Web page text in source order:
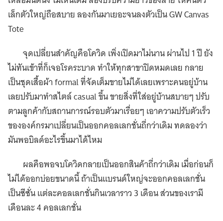
เล็กตัวใหญ่ถือสบาย ลองกันมาเยอะจนลงตัวเป็น GW Canvas
Tote
จุดเปลี่ยนสำคัญคือโควิด เพิ่งเปิดมาไม่นาน ผ่านไป 1 ปี ยัง
ไม่ทันเข้าที่ก็เจอโรคระบาด ทำให้ทุกสาขาปิดหมดเลย กลาย
เป็นชุดเสื้อผ้า formal ที่จัดเต็มขายไม่ได้เลยเพราะคนอยู่บ้าน
เลยปรับมาทำสไตล์ casual ขึ้น ขายสิ่งที่ใส่อยู่บ้านสบายๆ ปรับ
ตามลูกค้ากับสถานการณ์รอบตัวมาเรื่อยๆ เอาความปรับตัวเร็ว
ขององค์กรมาเปลี่ยนเป็นออกคอลเลกชั่นถี่กว่าเดิม ทดลองว่า
มันพอบิลด์อะไรขึ้นมาได้ไหม
ผลคือพอจบโควิดกลายเป็นออกสินค้าถี่กว่าเดิม เมื่อก่อนก็
ไม่ได้ออกบ่อยขนาดนี้ ถ้าเป็นแบรนด์ใหญ่จะออกคอลเลกชั่น
เป็นซีซั่น แต่ละคอลเลกชั่นกินเวลาราว 3 เดือน ส่วนของเรามี
เดือนละ 4 คอลเลกชั่น